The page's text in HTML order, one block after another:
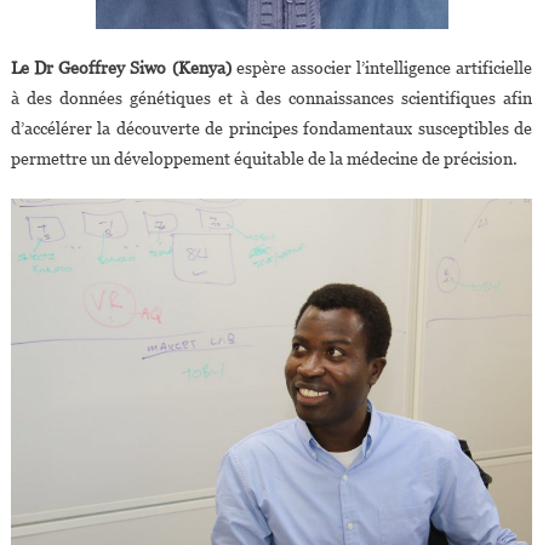
Le Dr Geoffrey Siwo (Kenya)espère associer l’intelligence artificielle
à des données génétiques et à des connaissances scientifiques afin
d’accélérer la découverte de principes fondamentaux susceptibles de
permettre un développement équitable de la médecine de précision.